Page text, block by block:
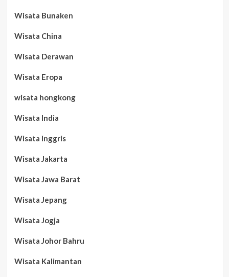
Wisata Bunaken
Wisata China
Wisata Derawan
Wisata Eropa
wisata hongkong
Wisata India
Wisata Inggris
Wisata Jakarta
Wisata Jawa Barat
Wisata Jepang
Wisata Jogja
Wisata Johor Bahru
Wisata Kalimantan